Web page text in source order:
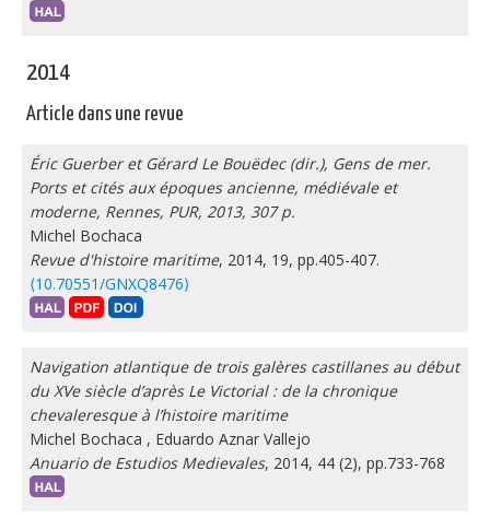
2014
Article dans une revue
Éric Guerber et Gérard Le Bouëdec (dir.), Gens de mer.
Ports et cités aux époques ancienne, médiévale et
moderne, Rennes, PUR, 2013, 307 p.
Michel Bochaca
Revue d'histoire maritime, 2014, 19, pp.405-407.
⟨10.70551/GNXQ8476⟩
Navigation atlantique de trois galères castillanes au début
du XVe siècle d’après Le Victorial : de la chronique
chevaleresque à l’histoire maritime
Michel Bochaca , Eduardo Aznar Vallejo
Anuario de Estudios Medievales, 2014, 44 (2), pp.733-768